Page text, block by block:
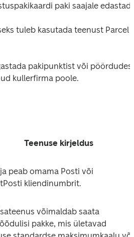
paki saajale
tuleb kasutada teenust Parcel
pakipunktist või pöördudes
kullerfirma poole.
Teenuse kirjeldus
peab omama Posti või
kliendinumbrit.
võimaldab saata
pakke, mis ületavad